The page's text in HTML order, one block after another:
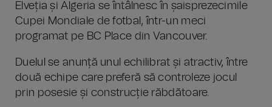
Elveția și Algeria se întâlnesc în șaisprezecimile
Cupei Mondiale de fotbal, într-un meci
programat pe BC Place din Vancouver.
Duelul se anunță unul echilibrat și atractiv, între
două echipe care preferă să controleze jocul
prin posesie și construcție răbdătoare.